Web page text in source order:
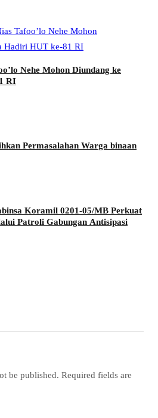
Nehe Mohon Diundang ke
RI
Permasalahan Warga binaan
Koramil 0201-05/MB Perkuat
Patroli Gabungan Antisipasi
be published. Required fields are